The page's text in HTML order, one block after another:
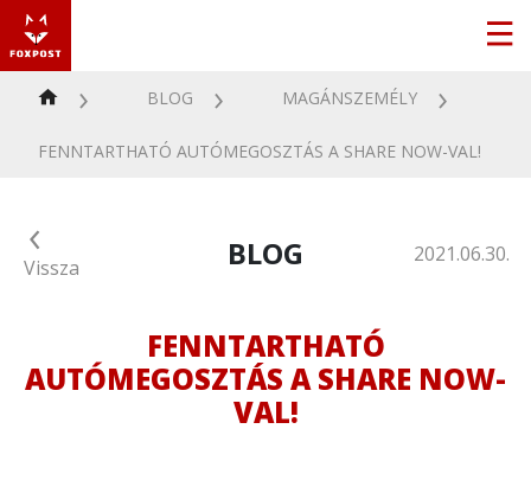
BLOG MAGÁNSZEMÉLY
FENNTARTHATÓ AUTÓMEGOSZTÁS A SHARE NOW-VAL!
Vissza BLOG 2021.06.30.
FENNTARTHATÓ
AUTÓMEGOSZTÁS A SHARE NOW-
VAL!